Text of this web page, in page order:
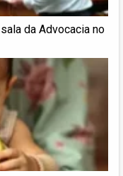
da Advocacia no